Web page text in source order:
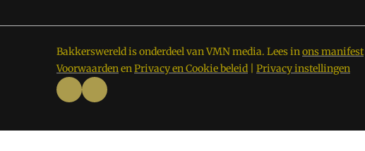
Bakkerswereld is onderdeel van VMN media. Lees inons manifest
VoorwaardenenPrivacy en Cookie beleid Privacy instellingen